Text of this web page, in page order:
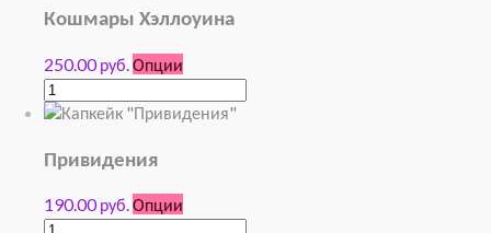
Кошмары Хэллоуина
250.00 руб.Опции
Привидения
190.00 руб.Опции